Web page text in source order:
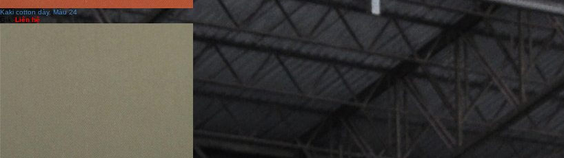
Kaki cotton dày. Màu 24
Giá :Liên hệ